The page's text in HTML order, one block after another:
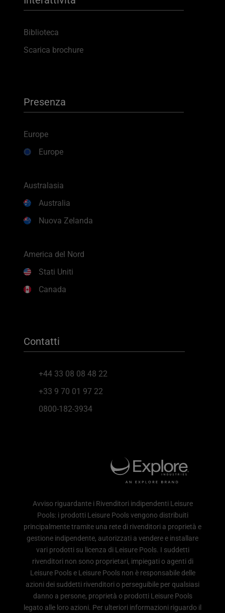
Biblioteca
Scarica brochure
Presenza
Europe
Europe
Australasia
Australia
Nuova Zelanda
America del Nord
Stati Uniti
Canada
Contatti
+44 33 08 08 48 22
+33 9 70 01 97 22
0800-182-3934
Avviso riguardante i Rivenditori indipendenti Leisure
Pools: i prodotti Leisure Pools vengono distribuiti
principalmente tramite una rete di rivenditori a proprietà e
gestione indipendente, autorizzati a vendere e installare
vari prodotti su licenza di Leisure Pools. I suddetti
rivenditori non sono proprietari, impiegati o agenti di
Leisure Pools e Leisure Pools non è responsabile delle
azioni dei suddetti rivenditori o perseguibile per qualsiasi
danno a persone, proprietà o prodotti Leisure Pools
legato alle loro azioni. Per ulteriori informazioni riguardo il